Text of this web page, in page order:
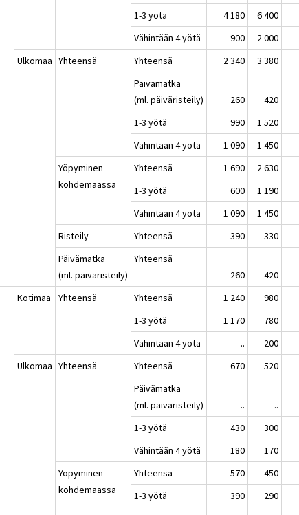
1-3 yötä
4 180 6 400
Vähintään 4 yötä
900 2 000
Ulkomaa Yhteensä Yhteensä 2 340 3 380
Päivämatka
(ml. päiväristeily)
260 420
1-3 yötä
990 1 520
Vähintään 4 yötä
1 090 1 450
Yöpyminen
kohdemaassa
Yhteensä 1 690 2 630
1-3 yötä
600 1 190
Vähintään 4 yötä
1 090 1 450
Risteily
Yhteensä 390 330
Päivämatka
(ml. päiväristeily)
Yhteensä
260
420
Kotimaa
Yhteensä Yhteensä 1 240 980
1-3 yötä
1 170 780
Vähintään 4 yötä
.. 200
Ulkomaa Yhteensä Yhteensä 670 520
Päivämatka
(ml. päiväristeily)
.. ..
1-3 yötä
430 300
Vähintään 4 yötä
180 170
Yöpyminen
kohdemaassa
Yhteensä 570 450
1-3 yötä
390 290